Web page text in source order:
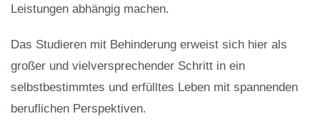
Leistungen abhängig machen.
Das Studieren mit Behinderung erweist sich hier als
großer und vielversprechender Schritt in ein
selbstbestimmtes und erfülltes Leben mit spannenden
beruflichen Perspektiven.